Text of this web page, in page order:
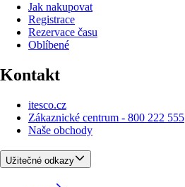
Jak nakupovat
Registrace
Rezervace času
Oblíbené
Kontakt
itesco.cz
Zákaznické centrum - 800 222 555
Naše obchody
Užitečné odkazy